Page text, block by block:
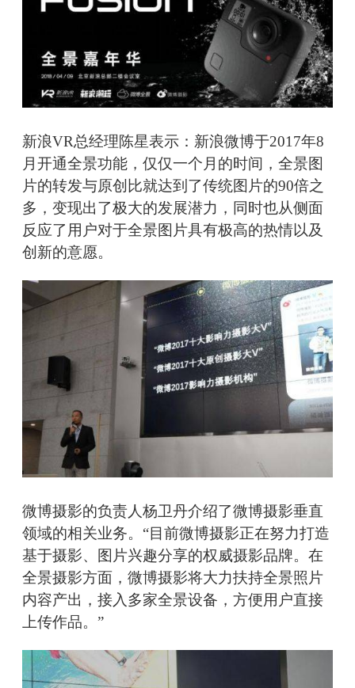
新浪VR总经理陈星表示：新浪微博于2017年8
月开通全景功能，仅仅一个月的时间，全景图
片的转发与原创比就达到了传统图片的90倍之
多，变现出了极大的发展潜力，同时也从侧面
反应了用户对于全景图片具有极高的热情以及
创新的意愿。
微博摄影的负责人杨卫丹介绍了微博摄影垂直
领域的相关业务。“目前微博摄影正在努力打造
基于摄影、图片兴趣分享的权威摄影品牌。在
全景摄影方面，微博摄影将大力扶持全景照片
内容产出，接入多家全景设备，方便用户直接
上传作品。”